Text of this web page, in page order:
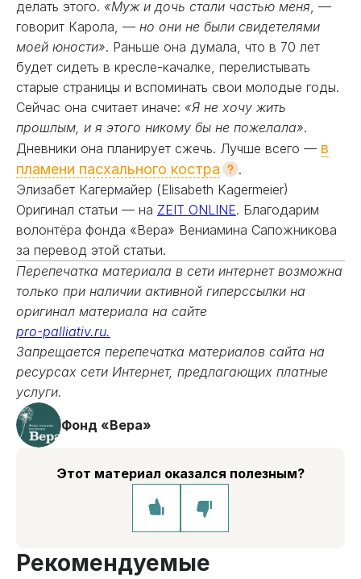
делать этого. «Муж и дочь стали частью меня, —
говорит Карола, — но они не были свидетелями
моей юности». Раньше она думала, что в 70 лет
будет сидеть в кресле-качалке, перелистывать
старые страницы и вспоминать свои молодые годы.
Сейчас она считает иначе: «Я не хочу жить
прошлым, и я этого никому бы не пожелала».
Дневники она планирует сжечь. Лучше всего — в
пламени пасхального костра
.
Элизабет Кагермайер (Elisabeth Kagermeier)
Оригинал статьи — на ZEIT ONLINE. Благодарим
волонтёра фонда «Вера» Вениамина Сапожникова
за перевод этой статьи.
Перепечатка материала в сети интернет возможна
только при наличии активной гиперссылки на
оригинал материала на сайте
pro-palliativ.ru.
Запрещается перепечатка материалов сайта на
ресурсах сети Интернет, предлагающих платные
услуги.
Фонд «Вера»
Этот материал оказался полезным?
Рекомендуемые